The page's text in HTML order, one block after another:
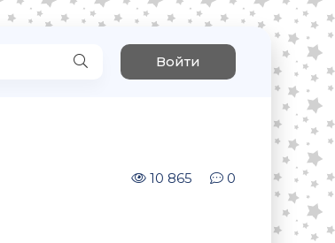
Войти
10 865 0